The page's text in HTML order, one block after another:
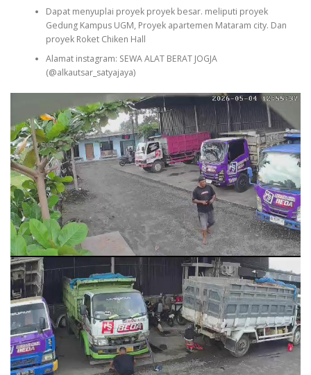
Dapat menyuplai proyek proyek besar. meliputi proyek
Gedung Kampus UGM, Proyek apartemen Mataram city. Dan
proyek Roket Chiken Hall
Alamat instagram: SEWA ALAT BERAT JOGJA
(@alkautsar_satyajaya)